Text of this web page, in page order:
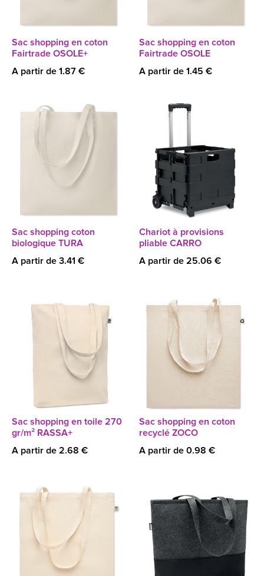
Sac shopping en coton
Fairtrade OSOLE+
A partir de 1.87 €
Sac shopping en coton
Fairtrade OSOLE
A partir de 1.45 €
Sac shopping coton
biologique TURA
A partir de 3.41 €
Chariot à provisions
pliable CARRO
A partir de 25.06 €
Sac shopping en toile 270
gr/m² RASSA+
A partir de 2.68 €
Sac shopping en coton
recyclé ZOCO
A partir de 0.98 €